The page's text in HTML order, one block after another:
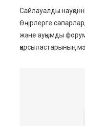
Сайлауалды
Өңірлерге
және ауқымды
қарсыластарының